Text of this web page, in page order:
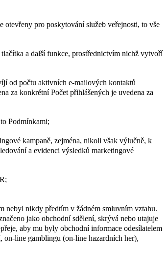
otevřeny pro poskytování služeb veřejnosti, to vše
a další funkce, prostřednictvím nichž vytvoří
od počtu aktivních e-mailových kontaktů
za konkrétní Počet přihlášených je uvedena za
Podmínkami;
kampaně, zejména, nikoli však výlučně, k
a evidenci výsledků marketingové
nebyl nikdy předtím v žádném smluvním vztahu.
jako obchodní sdělení, skrývá nebo utajuje
aby mu byly obchodní informace odesílatelem
on-line gamblingu (on-line hazardních her),